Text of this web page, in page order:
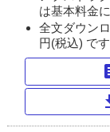
は基本料金
全文ダウン
円(税込) です